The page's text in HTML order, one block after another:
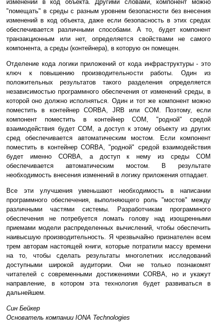
изменений в код объекта. Другими словами, компонент можно
"помещать" в среды с разным уровнем безопасности без внесения
изменений в код объекта, даже если безопасность в этих средах
обеспечивается различными способами. А то, будет компонент
транзакционным или нет, определяется свойствами не самого
компонента, а среды (контейнера), в которую он помещен.
Отделение кода логики приложений от кода инфраструктуры - это
ключ к повышению производительности работы. Один из
положительных результатов такого разделения определяется
независимостью программного обеспечения от изменений среды, в
которой оно должно исполняться. Один и тот же компонент можно
поместить в контейнер CORBA, JRB или СОМ. Поэтому, если
компонент поместить в контейнер СОМ, "родной" средой
взаимодействия будет СОМ, а доступ к этому объекту из других
сред обеспечивается автоматическим мостом. Если компонент
поместить в контейнер CORBA, "родной" средой взаимодействия
будет именно CORBA, а доступ к нему из среды СОМ
обеспечивается автоматическим мостом. В результате
необходимость внесения изменений в логику приложения отпадает.
Все эти улучшения уменьшают необходимость в написании
программного обеспечения, выполняющего роль "мостов" между
различными частями системы. Разработчикам программного
обеспечения не потребуется ломать голову над изощренными
приемами модели распределенных вычислений, чтобы обеспечить
наивысшую производительность. Я чрезвычайно признателен всем
трем авторам настоящей книги, которые потратили массу времени
на то, чтобы сделать результаты многолетних исследований
доступными широкой аудитории. Они не только познакомят
читателей с современными достижениями CORBA, но и укажут
направление, в котором эта технология будет развиваться в
дальнейшем.
Син Бейкер
Основатель компании IONA Technologies